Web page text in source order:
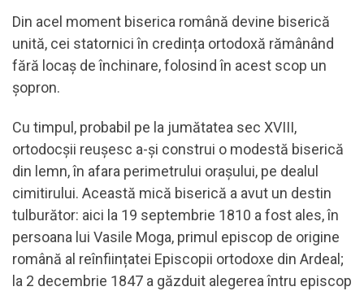
Din acel moment biserica română devine biserică
unită, cei statornici în credința ortodoxă rămânând
fără locaș de închinare, folosind în acest scop un
șopron.
Cu timpul, probabil pe la jumătatea sec XVIII,
ortodocșii reușesc a-și construi o modestă biserică
din lemn, în afara perimetrului orașului, pe dealul
cimitirului. Această mică biserică a avut un destin
tulburător: aici la 19 septembrie 1810 a fost ales, în
persoana lui Vasile Moga, primul episcop de origine
română al reînființatei Episcopii ortodoxe din Ardeal;
la 2 decembrie 1847 a găzduit alegerea întru episcop